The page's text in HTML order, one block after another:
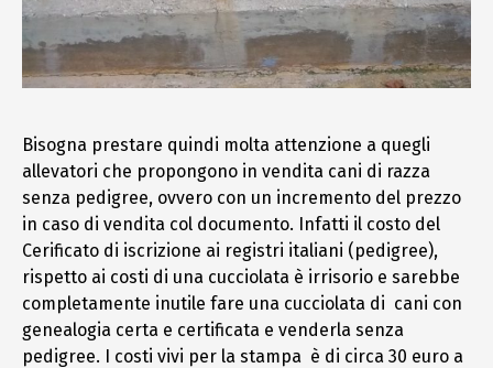
Bisogna prestare quindi molta attenzione a quegli
allevatori che propongono in vendita cani di razza
senza pedigree, ovvero con un incremento del prezzo
in caso di vendita col documento. Infatti il costo del
Cerificato di iscrizione ai registri italiani (pedigree),
rispetto ai costi di una cucciolata è irrisorio e sarebbe
completamente inutile fare una cucciolata di cani con
genealogia certa e certificata e venderla senza
pedigree. I costi vivi per la stampa è di circa 30 euro a